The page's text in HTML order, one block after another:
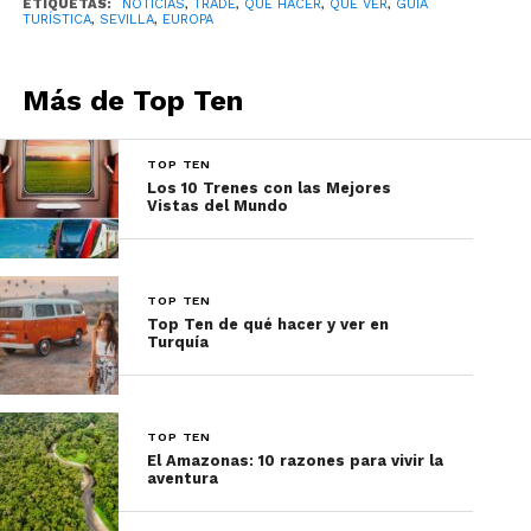
A lo largo del Guadalquivir, esta torre dorada
destaca como un faro de la historia de Sevilla.
Desde su cima, las vistas del río y de la ciudad son
realmente impresionantes. Recomendación: Visita
el museo naval en su interior para entender mejor
la rica historia marítima de Sevilla.
6.Metropol Parasol (Las
Setas de Sevilla)
ETIQUETAS: NOTICIAS, TRADE, QUÉ HACER, QUÉ VER, GUÍA
TURÍSTICA, SEVILLA, EUROPA
Más de Top Ten
TOP TEN
Los 10 Trenes con las Mejores
Vistas del Mundo
TOP TEN
Top Ten de qué hacer y ver en
Turquía
TOP TEN
El Amazonas: 10 razones para vivir la
aventura